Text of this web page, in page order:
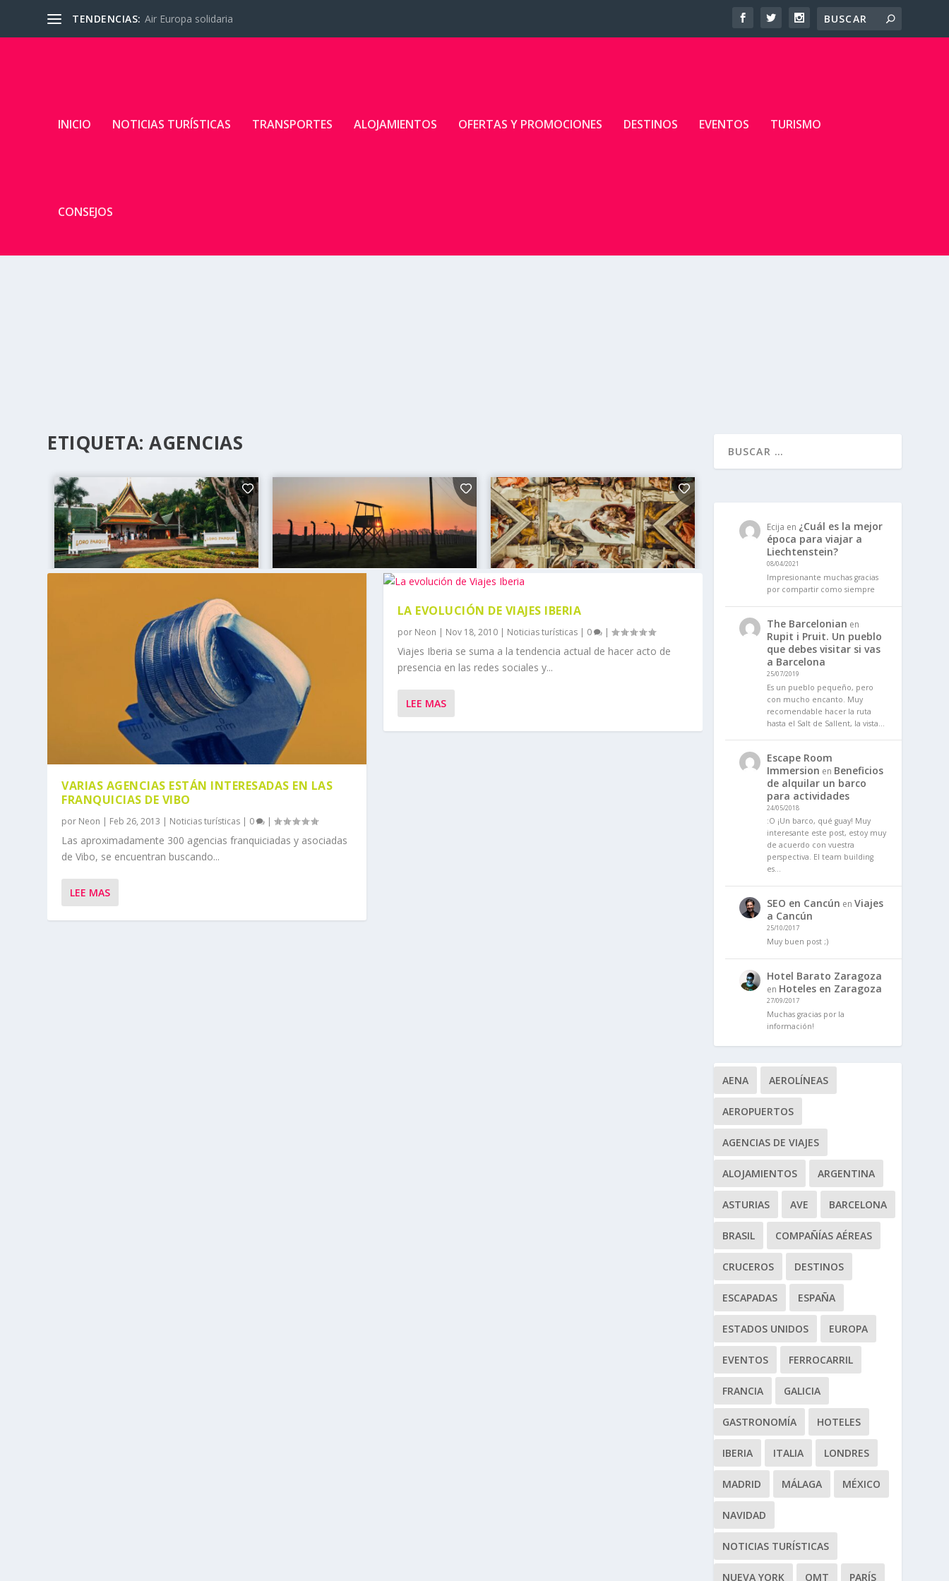
TENDENCIAS: Air Europa solidaria
INICIO NOTICIAS TURÍSTICAS TRANSPORTES ALOJAMIENTOS OFERTAS Y PROMOCIONES DESTINOS EVENTOS TURISMO
CONSEJOS
ETIQUETA:AGENCIAS
VARIAS AGENCIAS ESTÁN INTERESADAS EN LAS
FRANQUICIAS DE VIBO
por Neon | Feb 26, 2013 | Noticias turísticas | 0 |
Las aproximadamente 300 agencias franquiciadas y asociadas
de Vibo, se encuentran buscando...
LEE MAS
LA EVOLUCIÓN DE VIAJES IBERIA
por Neon | Nov 18, 2010| Noticias turísticas| 0 |
Viajes Iberia se suma a la tendencia actual de hacer acto de
presencia en las redes sociales y...
LEE MAS
Ecija en ¿Cuál es la mejor
época para viajar a
Liechtenstein?
08/04/2021
Impresionante muchas gracias
por compartir como siempre
The Barcelonian en
Rupit i Pruit. Un pueblo
que debes visitar si vas
a Barcelona
25/07/2019
Es un pueblo pequeño, pero
con mucho encanto. Muy
recomendable hacer la ruta
hasta el Salt de Sallent, la vista…
Escape Room
Immersion en Beneficios
de alquilar un barco
para actividades
24/05/2018
:O ¡Un barco, qué guay! Muy
interesante este post, estoy muy
de acuerdo con vuestra
perspectiva. El team building
es…
SEO en Cancún en Viajes
a Cancún
25/10/2017
Muy buen post ;)
Hotel Barato Zaragoza
en Hoteles en Zaragoza
27/09/2017
Muchas gracias por la
información!
AENA AEROLÍNEAS
AEROPUERTOS
AGENCIAS DE VIAJES
ALOJAMIENTOS ARGENTINA
ASTURIAS AVE BARCELONA
BRASIL COMPAÑÍAS AÉREAS
CRUCEROS DESTINOS
ESCAPADAS ESPAÑA
ESTADOS UNIDOS EUROPA
EVENTOS FERROCARRIL
FRANCIA GALICIA
GASTRONOMÍA HOTELES
IBERIA ITALIA LONDRES
MADRID MÁLAGA MÉXICO
NAVIDAD
NOTICIAS TURÍSTICAS
NUEVA YORK OMT PARÍS